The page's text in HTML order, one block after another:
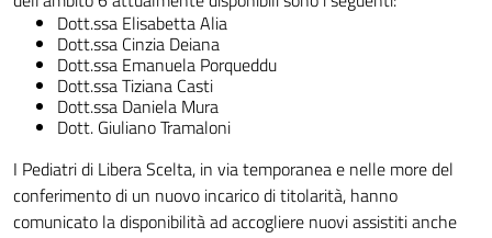
Dott.ssa Elisabetta Alia
Dott.ssa Cinzia Deiana
Dott.ssa Emanuela Porqueddu
Dott.ssa Tiziana Casti
Dott.ssa Daniela Mura
Dott. Giuliano Tramaloni
I Pediatri di Libera Scelta, in via temporanea e nelle more del
conferimento di un nuovo incarico di titolarità, hanno
comunicato la disponibilità ad accogliere nuovi assistiti anche